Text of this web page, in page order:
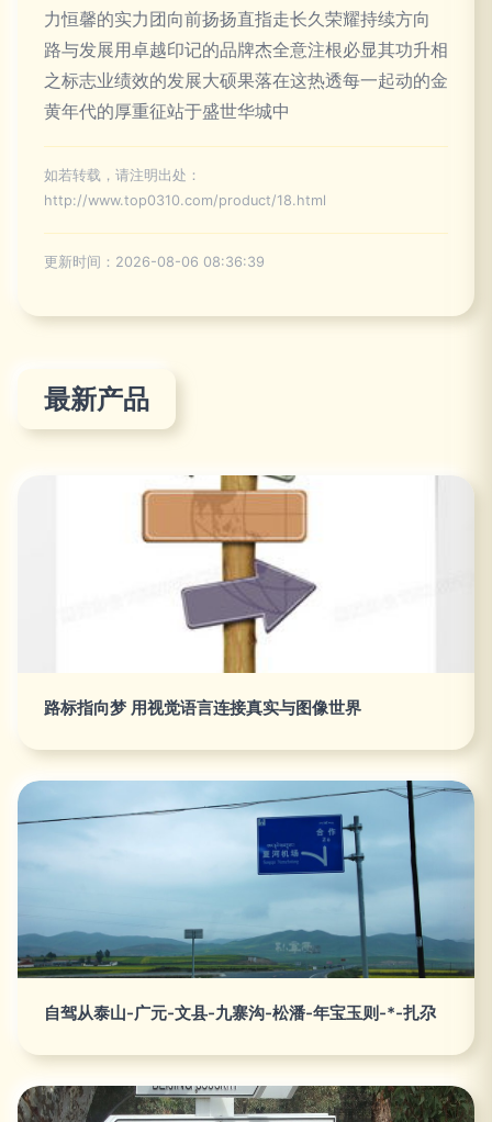
力恒馨的实力团向前扬扬直指走长久荣耀持续方向
路与发展用卓越印记的品牌杰全意注根必显其功升相
之标志业绩效的发展大硕果落在这热透每一起动的金
黄年代的厚重征站于盛世华城中
如若转载，请注明出处：
http://www.top0310.com/product/18.html
更新时间：2026-08-06 08:36:39
最新产品
路标指向梦 用视觉语言连接真实与图像世界
自驾从泰山-广元-文县-九寨沟-松潘-年宝玉则-*-扎尕